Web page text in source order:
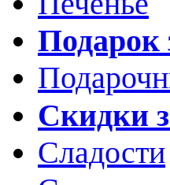
Подарок
Скидки
Сладости